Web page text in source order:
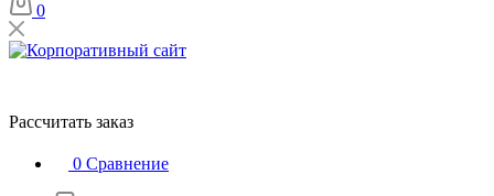
0
Рассчитать заказ
0 Сравнение